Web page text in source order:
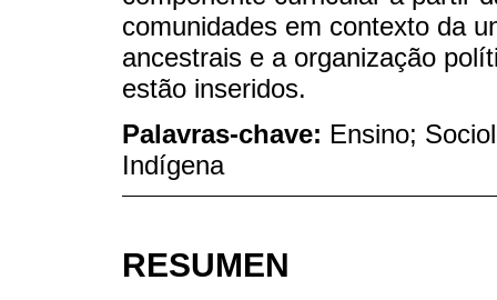
comunidades em contexto da
ancestrais e a organização
estão inseridos.
Palavras-chave: Ensino;
Indígena
RESUMEN